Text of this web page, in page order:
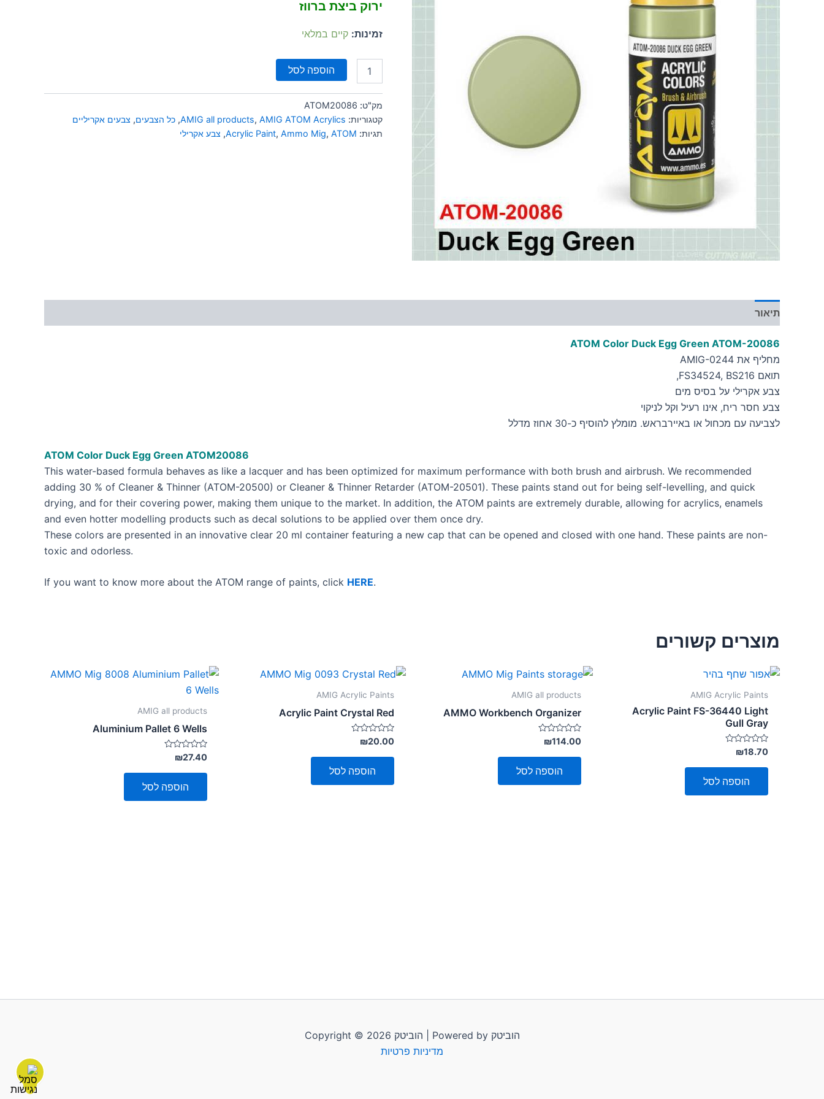
ירוק ביצת ברווז
זמינות: קיים במלאי
הוספה לסל
מק"ט: ATOM20086
קטגוריות:
AMIG all products, AMIG ATOM Acrylics
, כל הצבעים, צבעים אקריליים
תגיות:
Acrylic Paint, Ammo Mig, ATOM
, צבע אקרילי
תיאור
ATOM Color Duck Egg Green ATOM-20086
מחליף את AMIG-0244
תואם FS34524, BS216,
צבע אקרילי על בסיס מים
צבע חסר ריח, אינו רעיל וקל לניקוי
לצביעה עם מכחול או באיירבראש. מומלץ להוסיף כ-30 אחוז מדלל
ATOM Color Duck Egg Green ATOM20086
This water-based formula behaves as like a lacquer and has been optimized for maximum performance with both brush and airbrush. We recommended
adding 30 % of Cleaner & Thinner (ATOM-20500) or Cleaner & Thinner Retarder (ATOM-20501). These paints stand out for being self-levelling, and quick
drying, and for their covering power, making them unique to the market. In addition, the ATOM paints are extremely durable, allowing for acrylics, enamels
and even hotter modelling products such as decal solutions to be applied over them once dry.
These colors are presented in an innovative clear 20 ml container featuring a new cap that can be opened and closed with one hand. These paints are non-
toxic and odorless.
If you want to know more about the ATOM range of paints, click HERE.
מוצרים קשורים
AMIG Acrylic Paints
Acrylic Paint FS-36440 Light
Gull Gray
דורג
0
מתוך
₪18.70
הוספה לסל
AMIG all products
AMMO Workbench Organizer
דורג
0
מתוך
₪114.00
הוספה לסל
AMIG Acrylic Paints
Acrylic Paint Crystal Red
דורג
0
מתוך
₪20.00
הוספה לסל
AMIG all products
Aluminium Pallet 6 Wells
דורג
0
מתוך
₪27.40
הוספה לסל
Copyright © 2026 הוביטק | Powered by הוביטק
מדיניות פרטיות